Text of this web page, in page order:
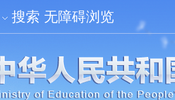
搜索 无障碍浏览